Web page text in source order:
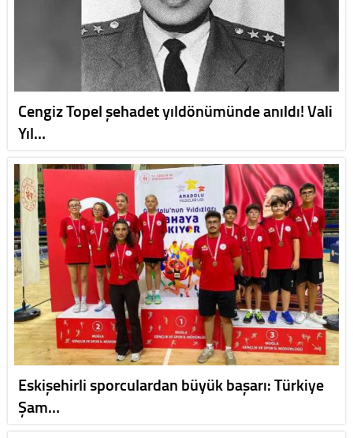
Cengiz Topel şehadet yıldönümünde anıldı! Vali
Yıl…
Eskişehirli sporculardan büyük başarı: Türkiye
Şam…